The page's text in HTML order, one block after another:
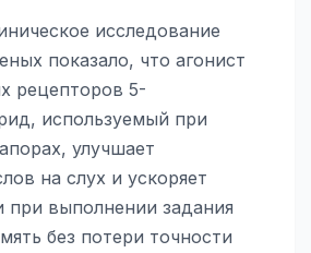
исследование
показало, что агонист
рецепторов 5-
используемый при
улучшает
на слух и ускоряет
при выполнении задания
без потери точности